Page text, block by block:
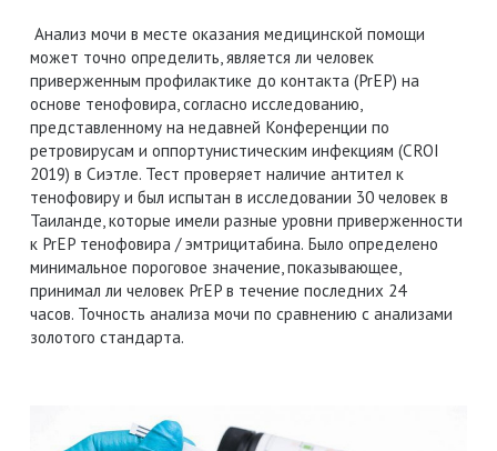
Анализ мочи в месте оказания медицинской помощи
может точно определить, является ли человек
приверженным профилактике до контакта (PrEP) на
основе тенофовира, согласно исследованию,
представленному на недавней Конференции по
ретровирусам и оппортунистическим инфекциям (CROI
2019) в Сиэтле. Тест проверяет наличие антител к
тенофовиру и был испытан в исследовании 30 человек в
Таиланде, которые имели разные уровни приверженности
к PrEP тенофовира / эмтрицитабина. Было определено
минимальное пороговое значение, показывающее,
принимал ли человек PrEP в течение последних 24
часов. Точность анализа мочи по сравнению с анализами
золотого стандарта.